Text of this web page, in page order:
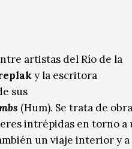
artistas del Río de la
y la escritora
sus
(Hum). Se trata de
intrépidas en torno a
un viaje interior y a